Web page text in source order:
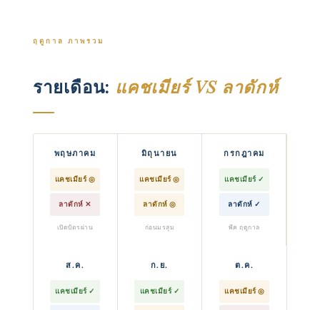
ฤดูกาล ภาพรวม
รายเดือน: แคชเมียร์ VS ลาดักห์
พฤษภาคม
แคชเมียร์ ◎
ลาดักห์ ✕
เปิดบัตรผ่าน
มิถุนายน
แคชเมียร์ ◎
ลาดักห์ ◎
ก่อนมรสุม
กรกฎาคม
แคชเมียร์ ✓
ลาดักห์ ✓
พีค ฤดูกาล
ส.ค.
แคชเมียร์ ✓
ก.ย.
แคชเมียร์ ✓
ต.ค.
แคชเมียร์ ◎